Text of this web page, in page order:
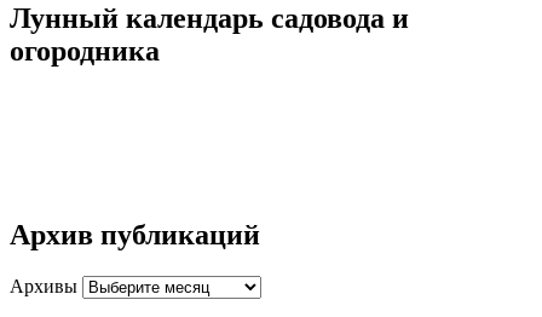
Лунный календарь садовода и
огородника
Архив публикаций
Архивы